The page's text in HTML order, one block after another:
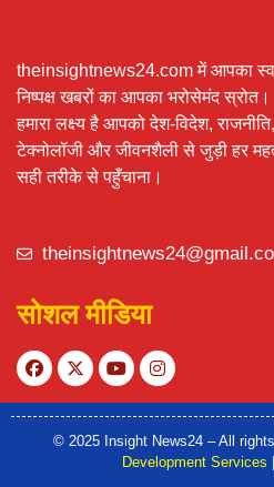
theinsightnews24.com में आपका
निष्पक्ष खबरों का आपका भरोसेमंद स्रोत।
हमारा लक्ष्य है आपको देश-विदेश,
टेक्नोलॉजी और जीवनशैली से जुड़ी हर
सही तरीके से पहुँचाना।
सोशल मीडिया
© 2025 Insight News24 – All
Development Services